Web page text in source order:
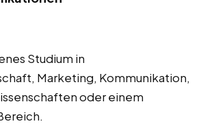
Studium in
Marketing, Kommunikation,
oder einem